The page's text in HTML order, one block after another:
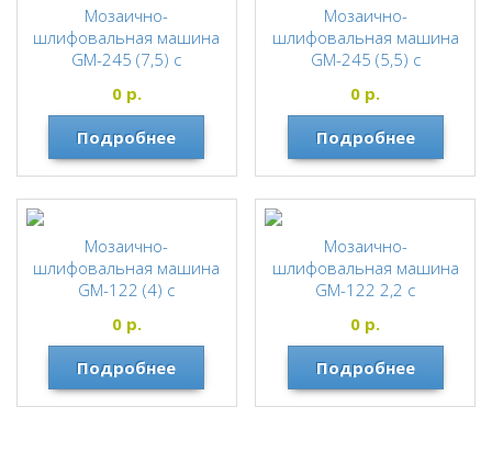
Мозаично-
шлифовальная машина
GM-245 (7,5) c
"СПЛИТСТОУН"
СПЛИТСТОУН
0р.
Подробнее
Мозаично-
шлифовальная машина
GM-245 (5,5) c
"СПЛИТСТОУН"
СПЛИТСТОУН
0 р.
Подробнее
Мозаично-
шлифовальная машина
GM-122 (4) c
"СПЛИТСТОУН"
СПЛИТСТОУН
0р.
Подробнее
Мозаично-
шлифовальная машина
GM-122 2,2 c
"СПЛИТСТОУН"
СПЛИТСТОУН
0 р.
Подробнее